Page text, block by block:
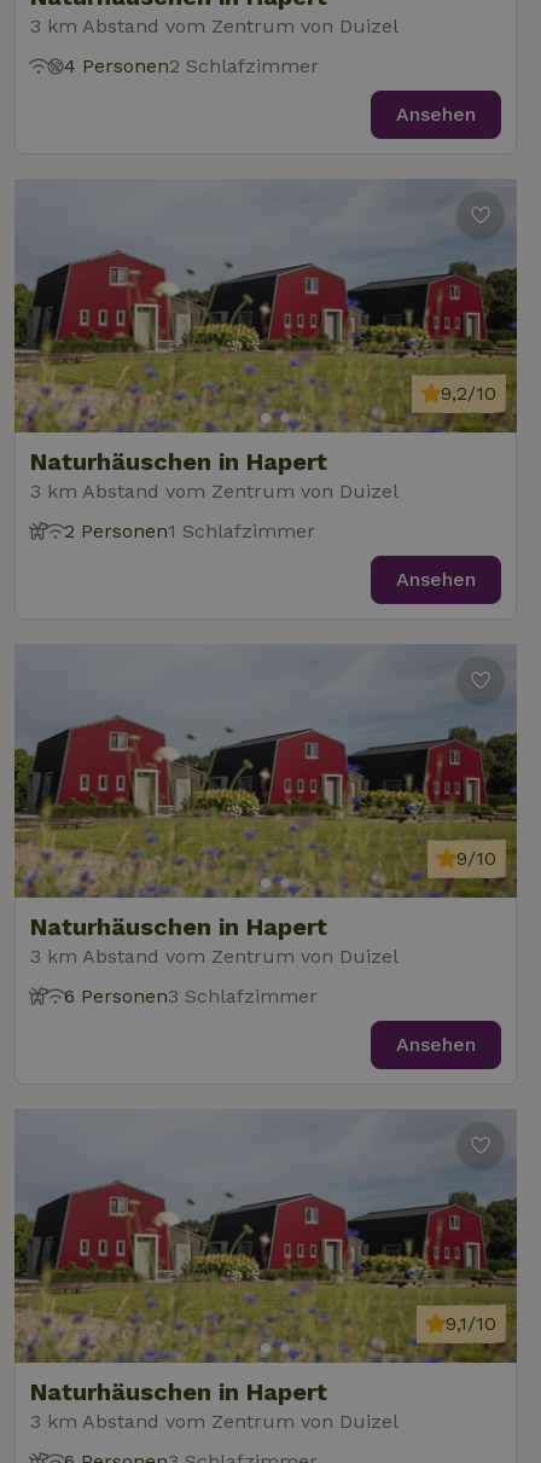
3 km Abstand vom Zentrum von Duizel
4 Personen2 Schlafzimmer
Ansehen
Naturhäuschen in Hapert
3 km Abstand vom Zentrum von Duizel
9,2/10
2 Personen1 Schlafzimmer
Ansehen
Naturhäuschen in Hapert
3 km Abstand vom Zentrum von Duizel
9/10
6 Personen3 Schlafzimmer
Ansehen
Naturhäuschen in Hapert
3 km Abstand vom Zentrum von Duizel
9,1/10